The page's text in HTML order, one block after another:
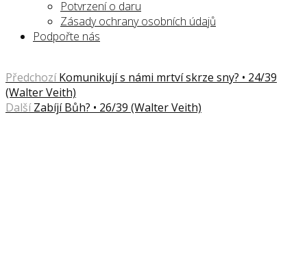
Potvrzení o daru
Zásady ochrany osobních údajů
Podpořte nás
Předchozí Komunikují s námi mrtví skrze sny? • 24/39
(Walter Veith)
Další Zabíjí Bůh? • 26/39 (Walter Veith)